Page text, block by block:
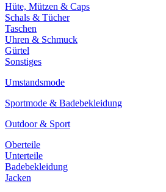
Hüte, Mützen & Caps
Schals & Tücher
Taschen
Uhren & Schmuck
Gürtel
Sonstiges
Umstandsmode
Sportmode & Badebekleidung
Outdoor & Sport
Oberteile
Unterteile
Badebekleidung
Jacken